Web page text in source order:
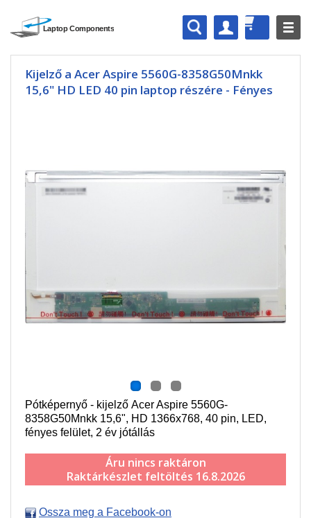
Kijelző a Acer Aspire 5560G-8358G50Mnkk
15,6" HD LED 40 pin laptop részére - Fényes
Pótképernyő - kijelző Acer Aspire 5560G-
8358G50Mnkk 15,6", HD 1366x768, 40 pin, LED,
fényes felület, 2 év jótállás
Áru nincs raktáron
Raktárkészlet feltöltés 16.8.2026
Ossza meg a Facebook-on